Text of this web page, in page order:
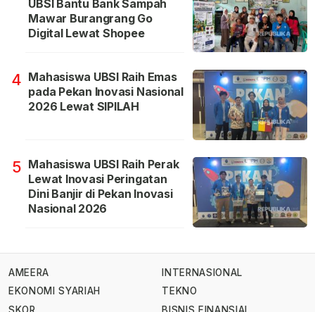
UBSI Bantu Bank Sampah
Mawar Burangrang Go
Digital Lewat Shopee
4 Mahasiswa UBSI Raih Emas
pada Pekan Inovasi Nasional
2026 Lewat SIPILAH
5 Mahasiswa UBSI Raih Perak
Lewat Inovasi Peringatan
Dini Banjir di Pekan Inovasi
Nasional 2026
AMEERA
EKONOMI SYARIAH
INTERNASIONAL
TEKNO